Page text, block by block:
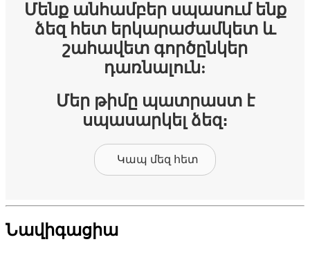
Մենք անհամբեր սպասում ենք
ձեզ հետ երկարաժամկետ և
շահավետ գործընկեր
դառնալուն:
Մեր թիմը պատրաստ է
սպասարկել ձեզ։
Կապ մեզ հետ
Նավիգացիա